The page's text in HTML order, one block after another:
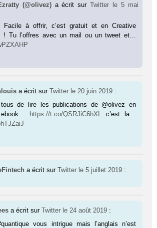
(@olivez) a écrit surTwitter
le 5 mai
Facile à offrir, c’est gratuit et en Creative
Tu l’offres avec un mail ou un tweet et…
a écrit surTwitter le 20 juin 2019 :
de lire les publications de @olivez en
:
https://t.co/QSRJiC6hXL
c’est la…
a écrit surTwitter le 5 juillet 2019 :
a écrit surTwitter le 24 août 2019 :
vous intrigue mais l’anglais n’est